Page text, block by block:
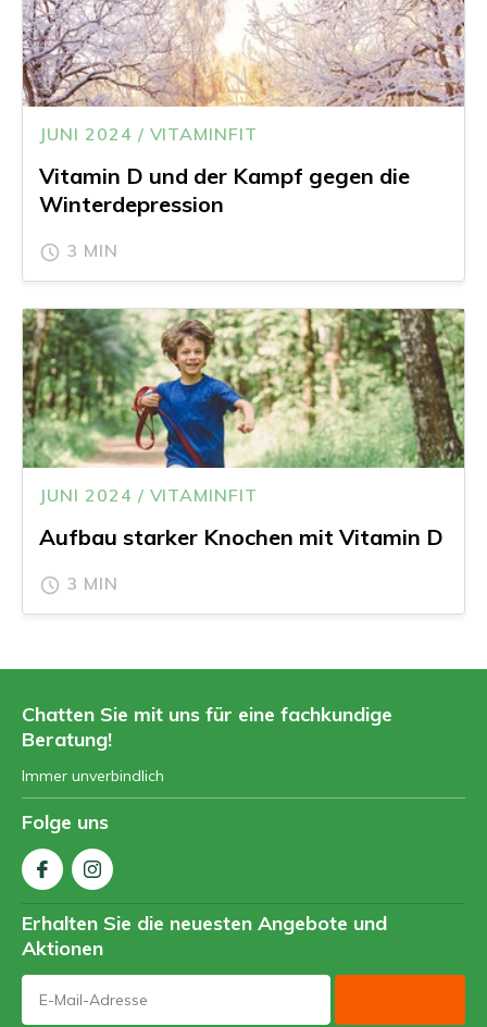
JUNI 2024 / VITAMINFIT
Vitamin D und der Kampf gegen die
Winterdepression
3 MIN
JUNI 2024 / VITAMINFIT
Aufbau starker Knochen mit Vitamin D
3 MIN
Chatten Sie mit uns für eine fachkundige
Beratung!
Immer unverbindlich
Folge uns
Erhalten Sie die neuesten Angebote und
Aktionen